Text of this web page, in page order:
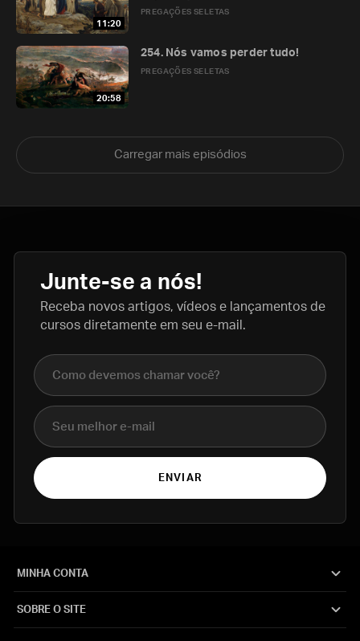
11:20
PREGAÇÕES SELETAS
20:58
PREGAÇÕES SELETAS
254. Nós vamos perder tudo!
Carregar mais episódios
Junte-se a nós!
Receba novos artigos, vídeos e lançamentos de
cursos diretamente em seu e-mail.
Nome completo
E-mail
ENVIAR
MINHA CONTA
SOBRE O SITE